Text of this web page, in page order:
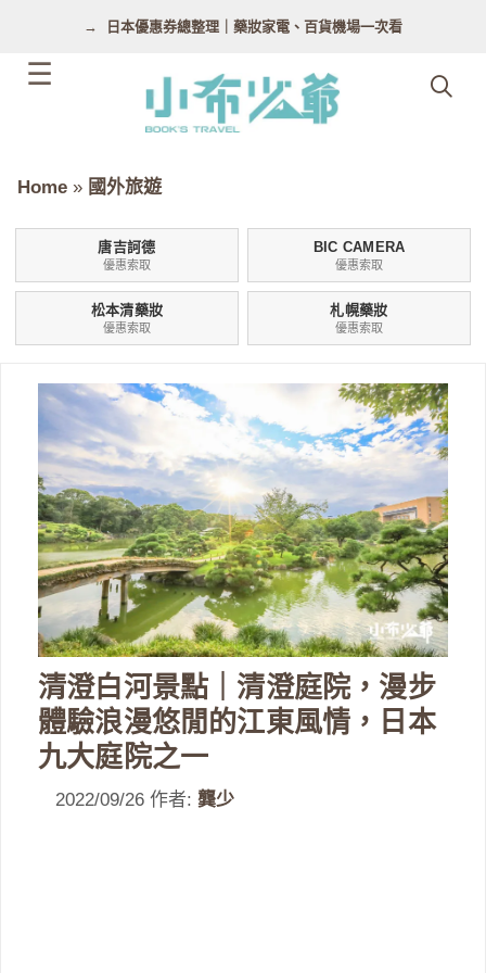
日本優惠券總整理｜藥妝家電、百貨機場一次看
Home » 國外旅遊
唐吉訶德
優惠索取
BIC CAMERA
優惠索取
松本清藥妝
優惠索取
札幌藥妝
優惠索取
清澄白河景點｜清澄庭院，漫步
體驗浪漫悠閒的江東風情，日本
九大庭院之一
2022/09/26 作者: 龔少